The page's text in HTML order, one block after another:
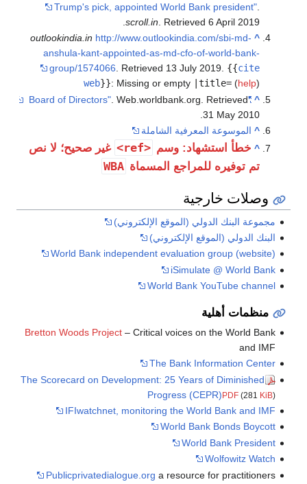
Trump's pick, appointed World Bank president"
scroll.in . Retrieved6 April 2019
.
^
outlookindia.in http://www.outlookindia.com/sbi-md-
anshula-kant-appointed-as-md-cfo-of-world-bank-
group/1574066 . Retrieved 13 July 2019 {{cite
web}}: Missing or empty |title= (help)
^
"Board of Directors"
. Web.worldbank.org . Retrieved
31 May 2010
.
^ الموسوعة المعرفية الشاملة
^ خطأ استشهاد: وسم <ref>
غير صحيح؛ لا نص
تم توفيره للمراجع المسماة WBA
وصلات خارجية
مجموعة البنك الدولي (الموقع الإلكتروني)
البنك الدولي (الموقع الإلكتروني)
World Bank independent evaluation group (website)
iSimulate @ World Bank
World Bank YouTube channel
منظمات أهلية
Bretton Woods Project– Critical voices on the World Bank
and IMF
The Bank Information Center
The Scorecard on Development: 25 Years of Diminished
Progress (CEPR)PDF(281 KiB)
IFIwatchnet, monitoring the World Bank and IMF
World Bank Bonds Boycott
World Bank President
Wolfowitz Watch
Publicprivatedialogue.org a resource for practitioners